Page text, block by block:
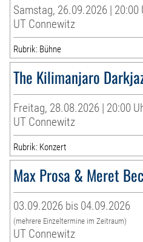
Samstag, 26.09.2026 | 20:00
UT Connewitz
Rubrik: Bühne
The Kilimanjaro
Freitag, 28.08.2026 | 20:00
UT Connewitz
Rubrik: Konzert
Max Prosa & Meret
03.09.2026 bis 04.09.2026
(mehrere Einzeltermine im Zeitraum)
UT Connewitz